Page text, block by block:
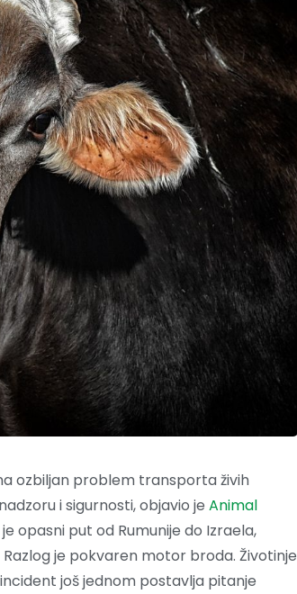
ozbiljan problem transporta živih
i sigurnosti, objavio je Animal
opasni put od Rumunije do Izraela,
je pokvaren motor broda. Životinje
još jednom postavlja pitanje